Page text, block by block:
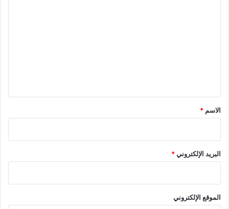
*
الاسم *
البريد الإلكتروني*
الموقع الإلكتروني